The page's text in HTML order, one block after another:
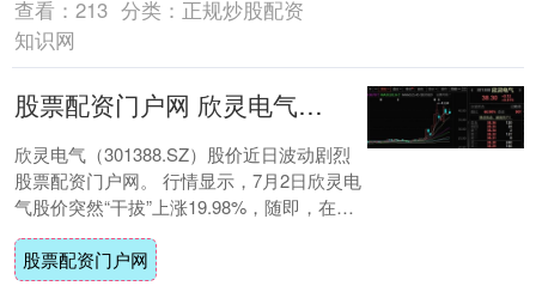
查看： 213 分类： 正规炒股配资
知识网
股票配资门户网 欣灵电气：股价“蹦迪”，业绩躺平！只因管理层忙着“摘桃子”？
欣灵电气（301388.SZ）股价近日波动剧烈
股票配资门户网。 行情显示，7月2日欣灵电
气股价突然“干拔”上涨19.98%，随即，在连
续两日的下跌后，再次录得两....
股票配资门户网